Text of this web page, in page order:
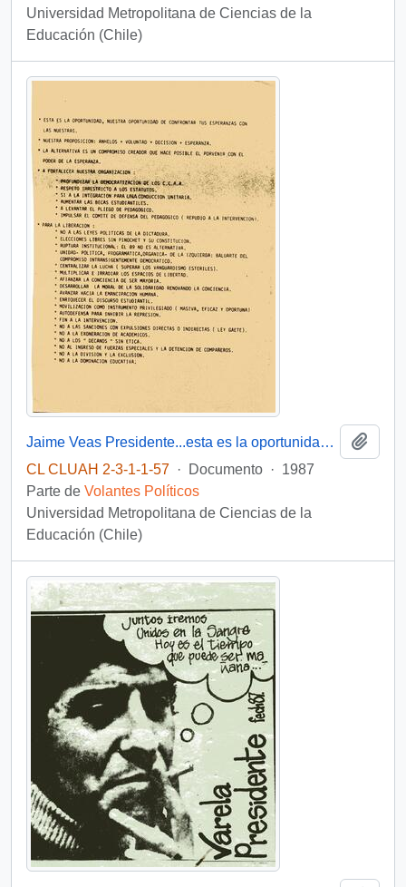
Universidad Metropolitana de Ciencias de la
Educación (Chile)
Jaime Veas Presidente...esta es la oportunidad, nuestra oportunidad de confrontar tus esperanzas con las nuestras
CL CLUAH 2-3-1-1-57 · Documento · 1987
Parte de Volantes Políticos
Universidad Metropolitana de Ciencias de la
Educación (Chile)